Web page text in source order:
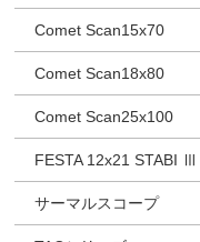
Comet Scan15x70
Comet Scan18x80
Comet Scan25x100
FESTA 12x21 STABI Ⅲ
サーマルスコープ